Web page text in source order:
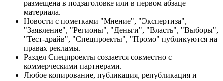
размещена в подзаголовке или в первом абзаце
материала.
Новости с пометками "Мнение", "Экспертиза",
"Заявление", "Регионы", "Деньги", "Власть", "Выборы",
"Тест-драйв", "Спецпроекты", "Промо" публикуются на
правах рекламы.
Раздел Спецпроекты создается совместно с
коммерческими партнерами.
Любое копирование, публикация, републикация и